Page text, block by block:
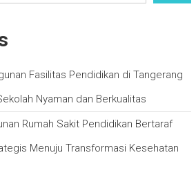
Fasilitas Pendidikan di Tangerang
Nyaman dan Berkualitas
Rumah Sakit Pendidikan Bertaraf
Menuju Transformasi Kesehatan